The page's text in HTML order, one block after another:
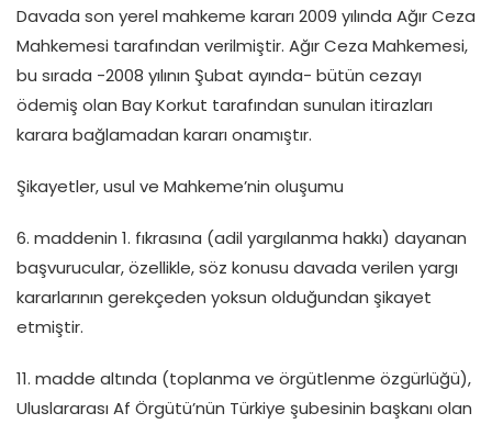
Davada son yerel mahkeme kararı 2009 yılında Ağır Ceza
Mahkemesi tarafından verilmiştir. Ağır Ceza Mahkemesi,
bu sırada -2008 yılının Şubat ayında- bütün cezayı
ödemiş olan Bay Korkut tarafından sunulan itirazları
karara bağlamadan kararı onamıştır.
Şikayetler, usul ve Mahkeme’nin oluşumu
6. maddenin 1. fıkrasına (adil yargılanma hakkı) dayanan
başvurucular, özellikle, söz konusu davada verilen yargı
kararlarının gerekçeden yoksun olduğundan şikayet
etmiştir.
11. madde altında (toplanma ve örgütlenme özgürlüğü),
Uluslararası Af Örgütü’nün Türkiye şubesinin başkanı olan